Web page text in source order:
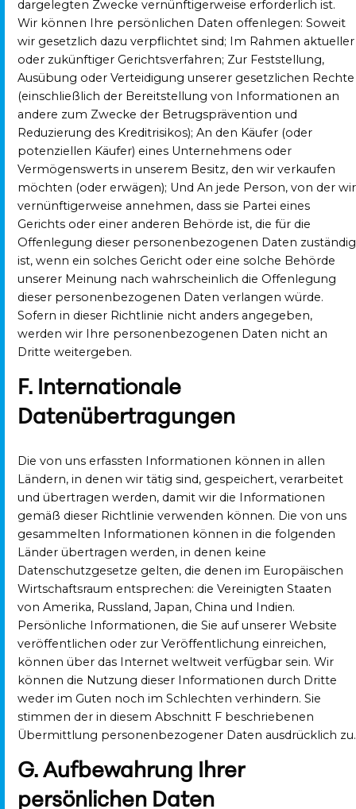
dargelegten Zwecke vernünftigerweise erforderlich ist.
Wir können Ihre persönlichen Daten offenlegen: Soweit
wir gesetzlich dazu verpflichtet sind; Im Rahmen aktueller
oder zukünftiger Gerichtsverfahren; Zur Feststellung,
Ausübung oder Verteidigung unserer gesetzlichen Rechte
(einschließlich der Bereitstellung von Informationen an
andere zum Zwecke der Betrugsprävention und
Reduzierung des Kreditrisikos); An den Käufer (oder
potenziellen Käufer) eines Unternehmens oder
Vermögenswerts in unserem Besitz, den wir verkaufen
möchten (oder erwägen); Und An jede Person, von der wir
vernünftigerweise annehmen, dass sie Partei eines
Gerichts oder einer anderen Behörde ist, die für die
Offenlegung dieser personenbezogenen Daten zuständig
ist, wenn ein solches Gericht oder eine solche Behörde
unserer Meinung nach wahrscheinlich die Offenlegung
dieser personenbezogenen Daten verlangen würde.
Sofern in dieser Richtlinie nicht anders angegeben,
werden wir Ihre personenbezogenen Daten nicht an
Dritte weitergeben.
F. Internationale
Datenübertragungen
Die von uns erfassten Informationen können in allen
Ländern, in denen wir tätig sind, gespeichert, verarbeitet
und übertragen werden, damit wir die Informationen
gemäß dieser Richtlinie verwenden können. Die von uns
gesammelten Informationen können in die folgenden
Länder übertragen werden, in denen keine
Datenschutzgesetze gelten, die denen im Europäischen
Wirtschaftsraum entsprechen: die Vereinigten Staaten
von Amerika, Russland, Japan, China und Indien.
Persönliche Informationen, die Sie auf unserer Website
veröffentlichen oder zur Veröffentlichung einreichen,
können über das Internet weltweit verfügbar sein. Wir
können die Nutzung dieser Informationen durch Dritte
weder im Guten noch im Schlechten verhindern. Sie
stimmen der in diesem Abschnitt F beschriebenen
Übermittlung personenbezogener Daten ausdrücklich zu.
G. Aufbewahrung Ihrer
persönlichen Daten